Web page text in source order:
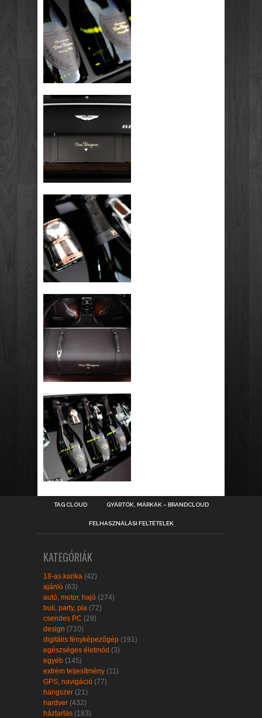
TAG CLOUD GYÁRTÓK, MÁRKÁK – BRANDCLOUD
FELHASZNÁLÁSI FELTÉTELEK
KATEGÓRIÁK
18-as karika (42)
ajánló (63)
autó, motor, hajó (274)
buli, party, pia (72)
csendes PC (29)
design (710)
digitális fényképezőgép (191)
egészséges életmód (3)
egyéb (145)
extrém teljesítmény (11)
GPS, navigáció (77)
hangszer (21)
hardver (432)
háztartás (183)